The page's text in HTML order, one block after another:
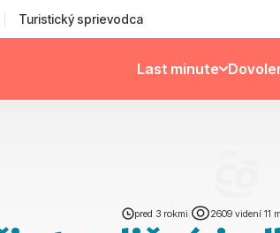
Turistický sprievodca
Last minute
pred 3 rokmi 2609 videní| 11